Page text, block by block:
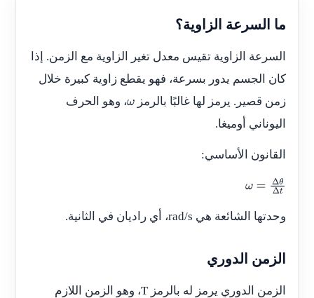
ما السرعة الزاوية؟
السرعة الزاوية تقيس معدل تغير الزاوية مع الزمن. إذا
كان الجسم يدور بسرعة، فهو يقطع زاوية كبيرة خلال
زمن قصير. يرمز لها غالبًا بالرمز ω، وهو الحرف
اليوناني أوميغا.
القانون الأساسي:
ω =Δ θΔt
وحدتها الشائعة هي rad/s، أي راديان في الثانية.
الزمن الدوري
الزمن الدوري يرمز له بالرمز T، وهو الزمن اللازم